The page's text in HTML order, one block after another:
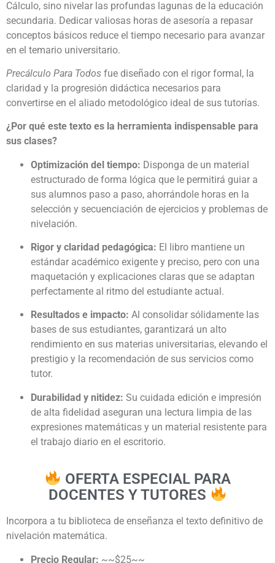
Cálculo, sino nivelar las profundas lagunas de la educación
secundaria. Dedicar valiosas horas de asesoría a repasar
conceptos básicos reduce el tiempo necesario para avanzar
en el temario universitario.
Precálculo Para Todos fue diseñado con el rigor formal, la
claridad y la progresión didáctica necesarios para
convertirse en el aliado metodológico ideal de sus tutorías.
¿Por qué este texto es la herramienta indispensable para
sus clases?
Optimización del tiempo: Disponga de un material
estructurado de forma lógica que le permitirá guiar a
sus alumnos paso a paso, ahorrándole horas en la
selección y secuenciación de ejercicios y problemas de
nivelación.
Rigor y claridad pedagógica: El libro mantiene un
estándar académico exigente y preciso, pero con una
maquetación y explicaciones claras que se adaptan
perfectamente al ritmo del estudiante actual.
Resultados e impacto: Al consolidar sólidamente las
bases de sus estudiantes, garantizará un alto
rendimiento en sus materias universitarias, elevando el
prestigio y la recomendación de sus servicios como
tutor.
Durabilidad y nitidez: Su cuidada edición e impresión
de alta fidelidad aseguran una lectura limpia de las
expresiones matemáticas y un material resistente para
el trabajo diario en el escritorio.
OFERTA ESPECIAL PARA
DOCENTES Y TUTORES
Incorpora a tu biblioteca de enseñanza el texto definitivo de
nivelación matemática.
Precio Regular: ~~$25~~